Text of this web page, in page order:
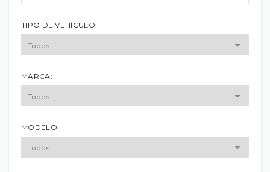
TIPO DE VEHÍCULO:
MARCA:
MODELO: